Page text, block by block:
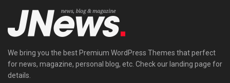
We bring you the best Premium WordPress Themes that perfect
for news, magazine, personal blog, etc. Check our landing page for
details.